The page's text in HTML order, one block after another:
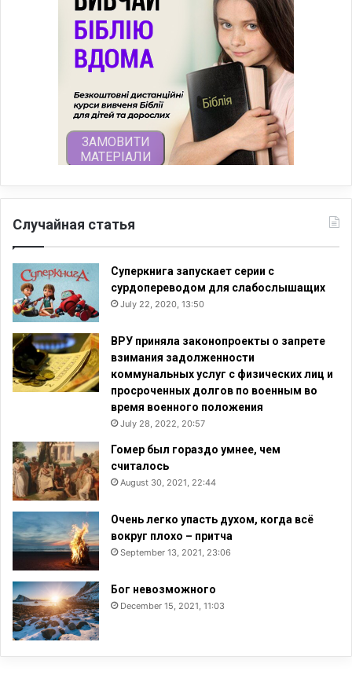
Случайная статья
Суперкнига запускает серии с
сурдопереводом для слабослышащих
July 22, 2020, 13:50
ВРУ приняла законопроекты о запрете
взимания задолженности
коммунальных услуг с физических лиц и
просроченных долгов по военным во
время военного положения
July 28, 2022, 20:57
Гомер был гораздо умнее, чем
считалось
August 30, 2021, 22:44
Очень легко упасть духом, когда всё
вокруг плохо – притча
September 13, 2021, 23:06
Бог невозможного
December 15, 2021, 11:03